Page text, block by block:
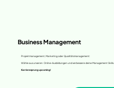
Business Management
Projektmanagement, Marketing oder Qualitätsmanagement:
Wähle aus unseren Online-Ausbildungen und verbessere deine Management Skills.
Karrieresprung upcoming!